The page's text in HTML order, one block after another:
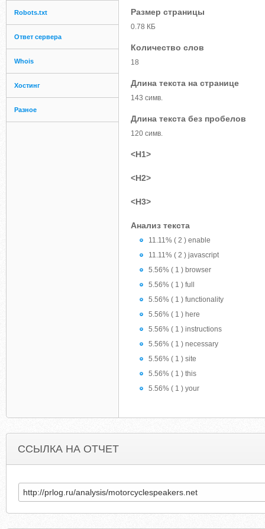
Robots.txt
Ответ сервера
Whois
Хостинг
Разное
Размер страницы
0.78 КБ
Количество слов
18
Длина текста на странице
143 симв.
Длина текста без пробелов
120 симв.
<H1>
<H2>
<H3>
Анализ текста
11.11% ( 2 ) enable
11.11% ( 2 ) javascript
5.56% ( 1 ) browser
5.56% ( 1 ) full
5.56% ( 1 ) functionality
5.56% ( 1 ) here
5.56% ( 1 ) instructions
5.56% ( 1 ) necessary
5.56% ( 1 ) site
5.56% ( 1 ) this
5.56% ( 1 ) your
ССЫЛКА НА ОТЧЕТ